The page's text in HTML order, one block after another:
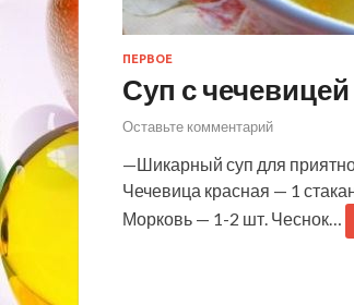
ПЕРВОЕ
Суп с чечевицей
Оставьте комментарий
—Шикарный суп для
Чечевица красная — 1
Морковь — 1-2 шт. Чеснок…